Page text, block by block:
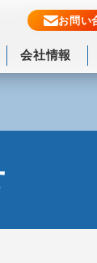
会社情報
お問い